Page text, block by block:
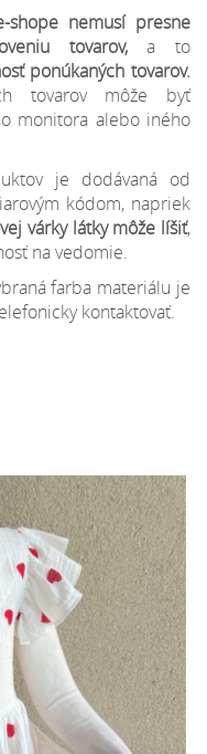
shope nemusí presne
tovarov,a to
ponúkaných tovarov.
tovarov môže byť
monitora alebo iného
je dodávaná od
kódom, napriek
várky látky môže líšiť,
na vedomie.
farba materiálu je
kontaktovať.